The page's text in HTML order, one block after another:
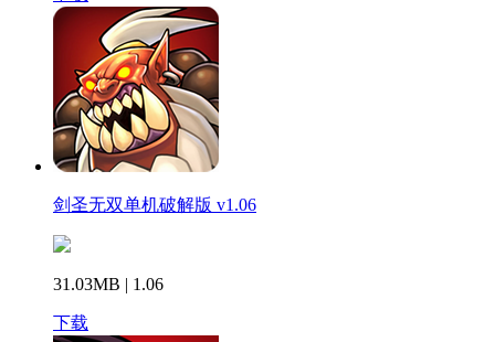
剑圣无双单机破解版 v1.06
31.03MB | 1.06
下载